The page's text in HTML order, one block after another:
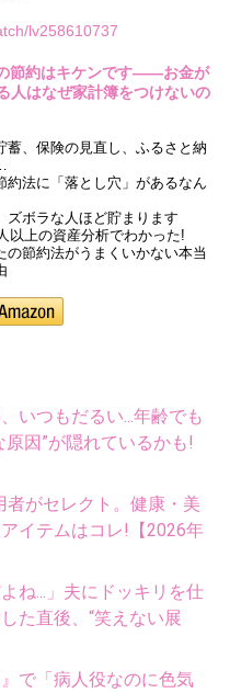
lv258610737
節約はキケンです――お金が
人はなぜ家計簿をつけないの
蓄、保険の見直し、ふるさと納
約法に「落とし穴」があるなん
ズボラな人ほど貯まります
以上の資産分析でわかった!
の節約法がうまくいかない本当
いつもだるい...年齢でも
因”が隠れているかも!
がセレクト。健康・美
イテムはコレ!【2026年
ね...」夫にドッキリを仕
た直後、“笑えない展
で「病人役なのに色気